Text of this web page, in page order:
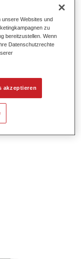
eine optimale
HS Füllern und
Klarlacken.
auch bei
Websites und
zu
bereitzustellen. Wenn
Datenschutzrechte
akzeptieren